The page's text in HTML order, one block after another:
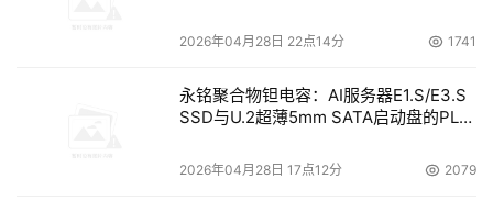
2026年04月28日 22点14分 1741
永铭聚合物钽电容：AI服务器E1.S/E3.S
SSD与U.2超薄5mm SATA启动盘的PLP
2026年04月28日 17点12分 2079